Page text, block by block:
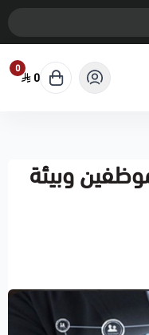
0
0
وبيئة